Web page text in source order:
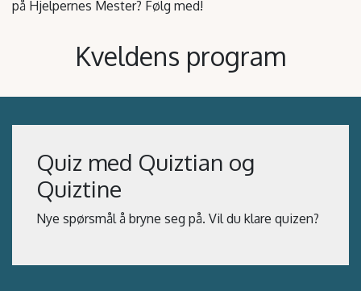
på Hjelpernes Mester? Følg med!
Kveldens program
Quiz med Quiztian og
Quiztine
Nye spørsmål å bryne seg på. Vil du klare quizen?